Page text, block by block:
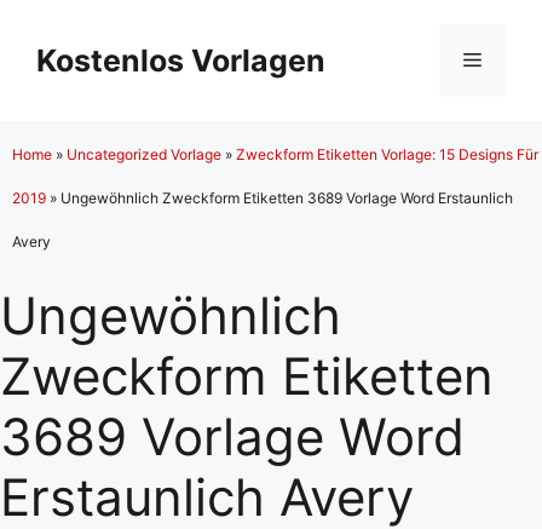
Inhalt
springen
Kostenlos Vorlagen Menü
Home » Uncategorized Vorlage » Zweckform Etiketten Vorlage: 15 Designs Für
2019 » Ungewöhnlich Zweckform Etiketten 3689 Vorlage Word Erstaunlich
Avery
Ungewöhnlich
Zweckform Etiketten
3689 Vorlage Word
Erstaunlich Avery